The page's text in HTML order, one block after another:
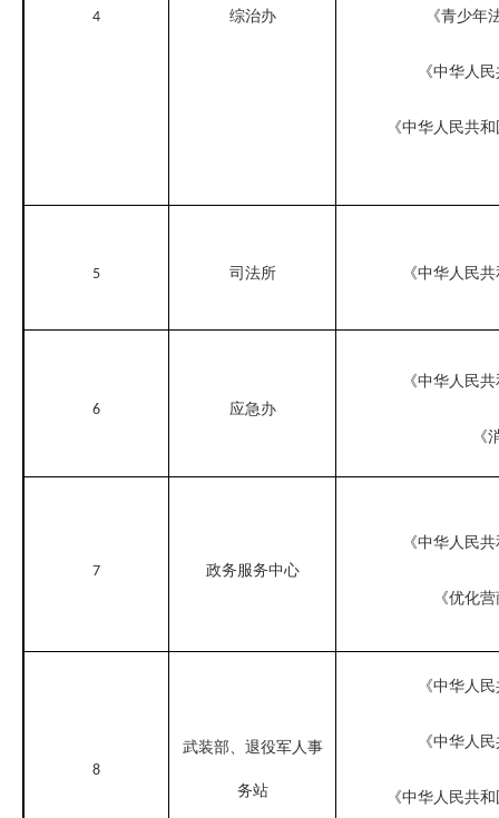
4 综治办 《青少年
《中华人
《中华人民共
5 司法所 《中华人民
6 应急办
《中华人民
《
7 政务服务中心
《中华人民
《优化
8
武装部、退役军人事
务站
《中华人
《中华人
《中华人民共